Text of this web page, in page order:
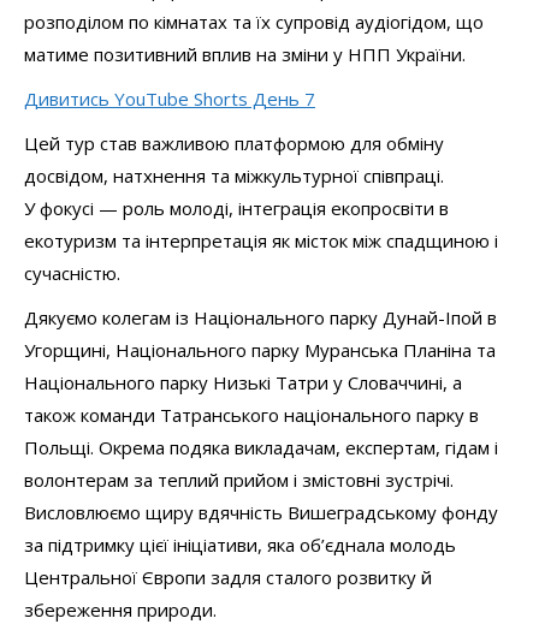
розподілом по кімнатах та їх супровід аудіогідом, що
матиме позитивний вплив на зміни у НПП України.
Дивитись YouTube Shorts День 7
Цей тур став важливою платформою для обміну
досвідом, натхнення та міжкультурної співпраці.
У фокусі — роль молоді, інтеграція екопросвіти в
екотуризм та інтерпретація як місток між спадщиною і
сучасністю.
Дякуємо колегам із Національного парку Дунай-Іпой в
Угорщині, Національного парку Муранська Планіна та
Національного парку Низькі Татри у Словаччині, а
також команди Татранського національного парку в
Польщі. Окрема подяка викладачам, експертам, гідам і
волонтерам за теплий прийом і змістовні зустрічі.
Висловлюємо щиру вдячність Вишеградському фонду
за підтримку цієї ініціативи, яка об’єднала молодь
Центральної Європи задля сталого розвитку й
збереження природи.